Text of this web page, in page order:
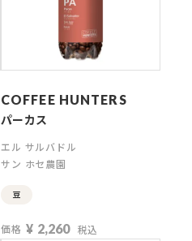
COFFEE HUNTERS
パーカス
エル サルバドル
サン ホセ農園
豆
価格 ¥ 2,260 税込